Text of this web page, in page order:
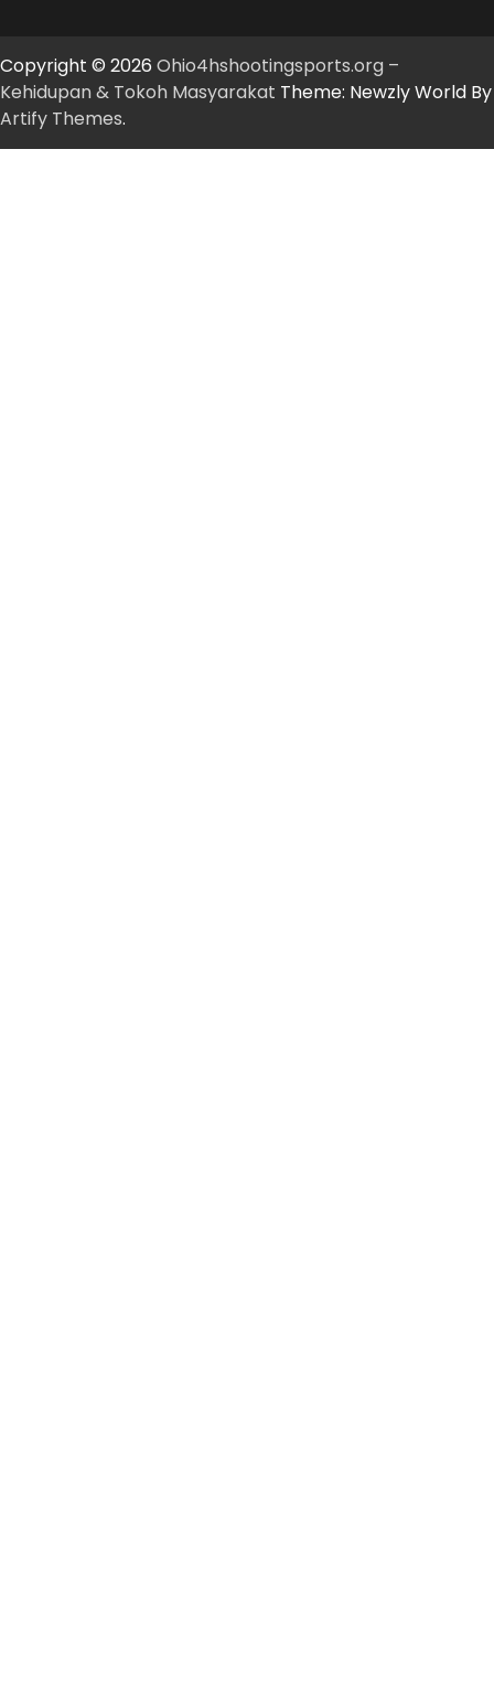
Copyright © 2026 Ohio4hshootingsports.org –
Kehidupan & Tokoh Masyarakat Theme: Newzly World By
Artify Themes.